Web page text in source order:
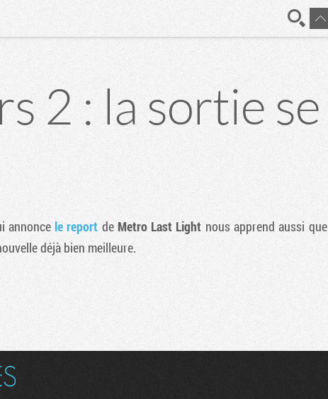
2 : la sortie se
annonce le report de Metro Last Light nous apprend aussi que
déjà bien meilleure.
En direct